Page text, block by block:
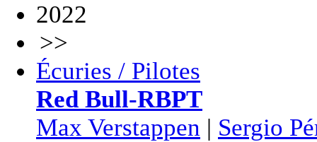
2022
>>
Écuries / Pilotes
Red Bull-RBPT
Max Verstappen | Sergio